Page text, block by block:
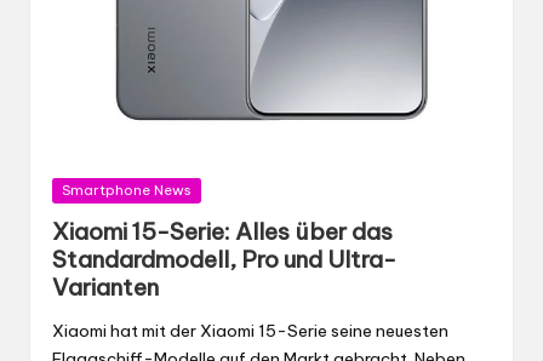
Gepostet
Smartphone News
Xiaomi 15-Serie: Alles über das
Standardmodell, Pro und Ultra-
Varianten
Xiaomi hat mit der Xiaomi 15-Serie seine neuesten